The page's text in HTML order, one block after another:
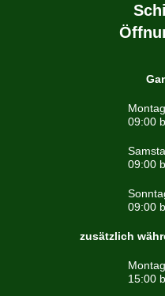
09:00
09:00
09:00
zusätzlich
15:00